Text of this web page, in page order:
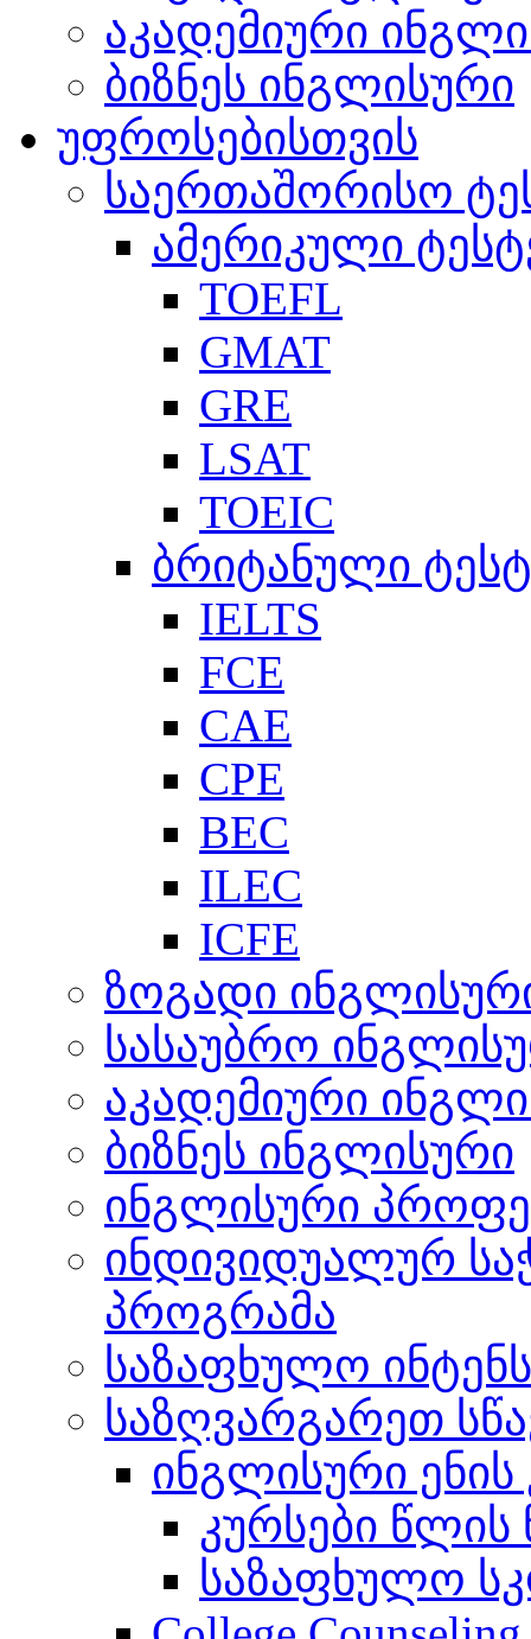
აკადემიური
ბიზნეს ინგლისური
უფროსებისთვის
საერთაშორისო
ამერიკული
TOEFL
GMAT
GRE
LSAT
TOEIC
ბრიტანული
IELTS
FCE
CAE
CPE
BEC
ILEC
ICFE
ზოგადი
სასაუბრო
აკადემიური
ბიზნეს ინგლისური
ინგლისური
ინდივიდუალურ
პროგრამა
საზაფხულო
საზღვარგარეთ
ინგლისური ენის
კურსები
საზაფხულო